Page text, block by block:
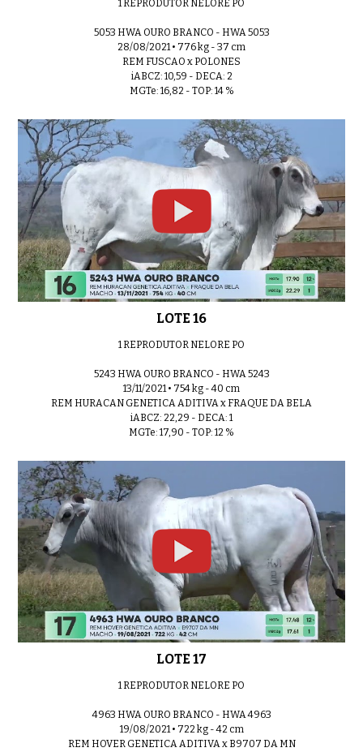
1 REPRODUTOR NELORE PO
5053 HWA OURO BRANCO - HWA 5053
28/08/2021 • 776 kg - 37 cm
REM FUSCAO x POLONES
iABCZ: 10,59 - DECA: 2
MGTe: 16,82 - TOP: 14 %
LOTE 16
1 REPRODUTOR NELORE PO
5243 HWA OURO BRANCO - HWA 5243
13/11/2021 • 754 kg - 40 cm
REM HURACAN GENETICA ADITIVA x FRAQUE DA BELA
iABCZ: 22,29 - DECA: 1
MGTe: 17,90 - TOP: 12 %
LOTE 17
1 REPRODUTOR NELORE PO
4963 HWA OURO BRANCO - HWA 4963
19/08/2021 • 722 kg - 42 cm
REM HOVER GENETICA ADITIVA x B9707 DA MN